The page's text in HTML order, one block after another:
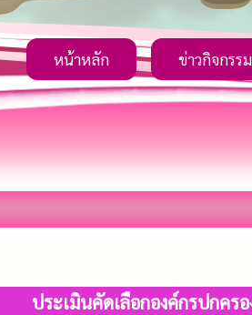
หน้าหลัก ข่าวกิจกรรม
ประเมินคัดเลือกองค์กรปกค